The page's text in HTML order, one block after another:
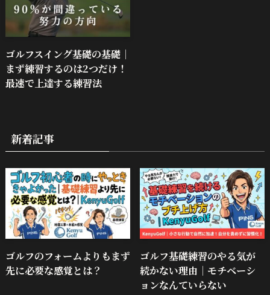
ゴルフスイング基礎の基礎｜
まず練習するのは2つだけ！
最速で上達する練習法
新着記事
ゴルフのフォームよりもまず
先に必要な感覚とは？
ゴルフ基礎練習のやる気が
続かない理由｜モチベーシ
ョンなんていらない